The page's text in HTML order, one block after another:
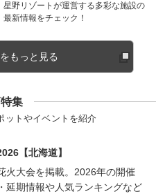
星野リゾートが運営する多彩な施設の
最新情報をチェック！
もっと見る
集
ットやイベントを紹介
【北海道】
火大会を掲載。2026年の開催
延期情報や人気ランキングなど